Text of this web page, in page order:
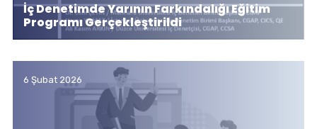
İç Denetimde Yarının Farkındalığı Eğitim
Programı Gerçekleştirildi
6 Şubat 2026